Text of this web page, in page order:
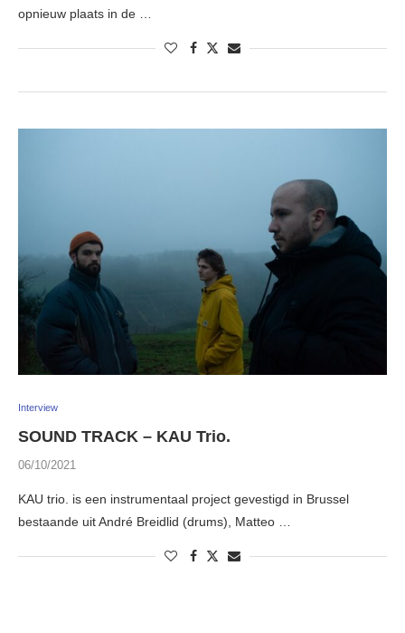
opnieuw plaats in de …
Interview
SOUND TRACK – KAU Trio.
06/10/2021
KAU trio. is een instrumentaal project gevestigd in Brussel
bestaande uit André Breidlid (drums), Matteo …